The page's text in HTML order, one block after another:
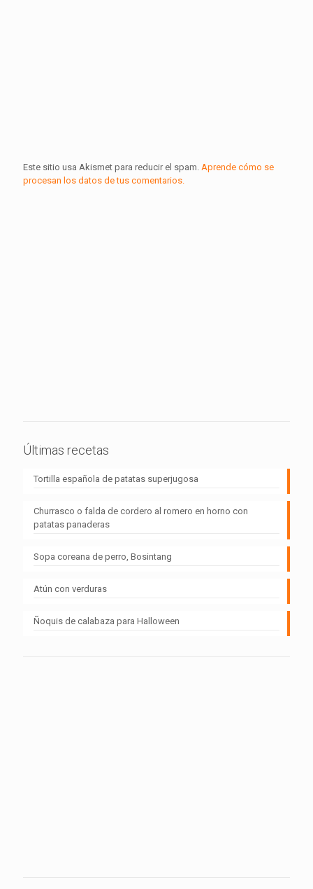
Este sitio usa Akismet para reducir el spam. Aprende cómo se
procesan los datos de tus comentarios.
Últimas recetas
Tortilla española de patatas superjugosa
Churrasco o falda de cordero al romero en horno con
patatas panaderas
Sopa coreana de perro, Bosintang
Atún con verduras
Ñoquis de calabaza para Halloween